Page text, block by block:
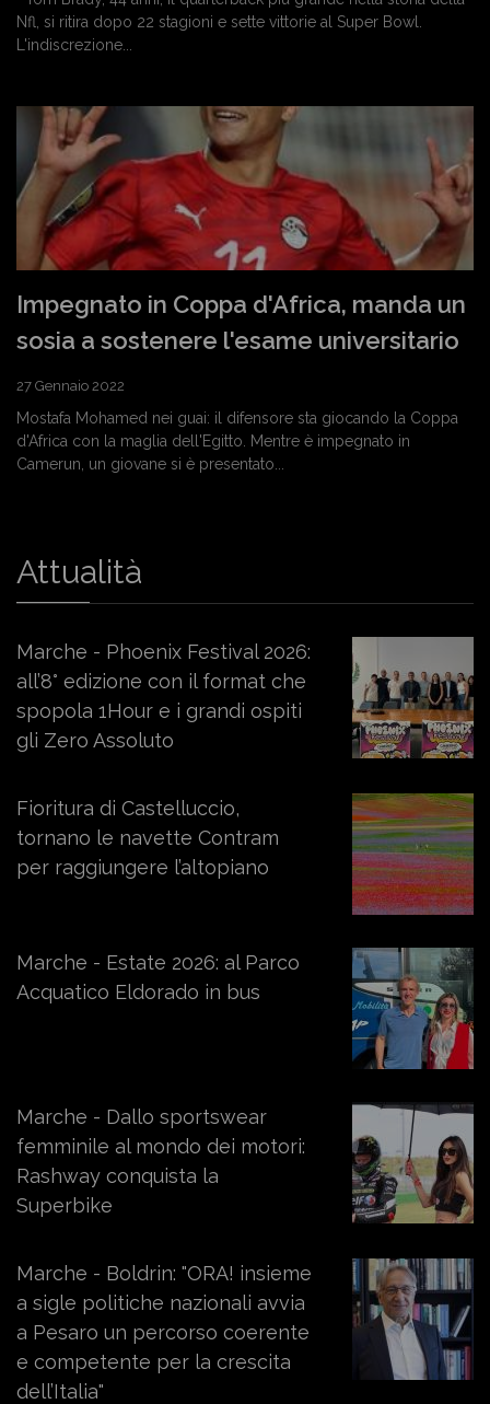
Nfl, si ritira dopo 22 stagioni e sette vittorie al Super Bowl.
L'indiscrezione...
Impegnato in Coppa d'Africa, manda un
sosia a sostenere l'esame universitario
27 Gennaio 2022
Mostafa Mohamed nei guai: il difensore sta giocando la Coppa
d'Africa con la maglia dell'Egitto. Mentre è impegnato in
Camerun, un giovane si è presentato...
Attualità
Marche - Phoenix Festival 2026:
all’8° edizione con il format che
spopola 1Hour e i grandi ospiti
gli Zero Assoluto
Fioritura di Castelluccio,
tornano le navette Contram
per raggiungere l’altopiano
Marche - Estate 2026: al Parco
Acquatico Eldorado in bus
Marche - Dallo sportswear
femminile al mondo dei motori:
Rashway conquista la
Superbike
Marche - Boldrin: "ORA! insieme
a sigle politiche nazionali avvia
a Pesaro un percorso coerente
e competente per la crescita
dell’Italia"